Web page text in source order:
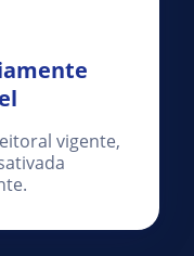
vigente,